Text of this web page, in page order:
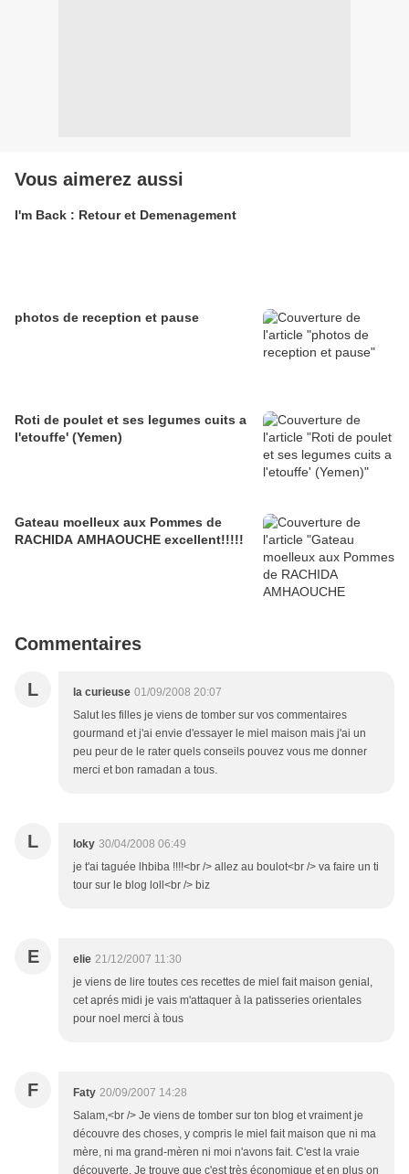
Vous aimerez aussi
I'm Back : Retour et Demenagement
photos de reception et pause
Roti de poulet et ses legumes cuits a
l'etouffe' (Yemen)
Gateau moelleux aux Pommes de
RACHIDA AMHAOUCHE excellent!!!!!
Commentaires
L la curieuse 01/09/2008 20:07
Salut les filles je viens de tomber sur vos commentaires
gourmand et j'ai envie d'essayer le miel maison mais j'ai un
peu peur de le rater quels conseils pouvez vous me donner
merci et bon ramadan a tous.
L loky 30/04/2008 06:49
je t'ai taguée lhbiba !!!!<br /> allez au boulot<br /> va faire un ti
tour sur le blog loll<br /> biz
E elie 21/12/2007 11:30
je viens de lire toutes ces recettes de miel fait maison genial,
cet aprés midi je vais m'attaquer à la patisseries orientales
pour noel merci à tous
F Faty 20/09/2007 14:28
Salam,<br /> Je viens de tomber sur ton blog et vraiment je
découvre des choses, y compris le miel fait maison que ni ma
mère, ni ma grand-mèren ni moi n'avons fait. C'est la vraie
découverte. Je trouve que c'est très économique et en plus on